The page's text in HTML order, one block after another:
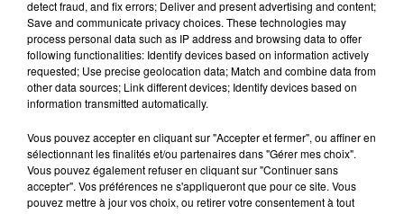
TITRES DIFFUSÉS
12h08
12h08 12h05
12h05 12h02
12h02
detect fraud, and fix errors; Deliver and present advertising and content;
Save and communicate privacy choices. These technologies may
process personal data such as IP address and browsing data to offer
following functionalities: Identify devices based on information actively
requested; Use precise geolocation data; Match and combine data from
other data sources; Link different devices; Identify devices based on
information transmitted automatically.
Vous pouvez accepter en cliquant sur "Accepter et fermer", ou affiner en
sélectionnant les finalités et/ou partenaires dans "Gérer mes choix".
Vous pouvez également refuser en cliquant sur "Continuer sans
accepter". Vos préférences ne s'appliqueront que pour ce site. Vous
pouvez mettre à jour vos choix, ou retirer votre consentement à tout